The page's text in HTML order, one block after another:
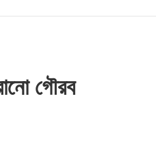
গৌরব